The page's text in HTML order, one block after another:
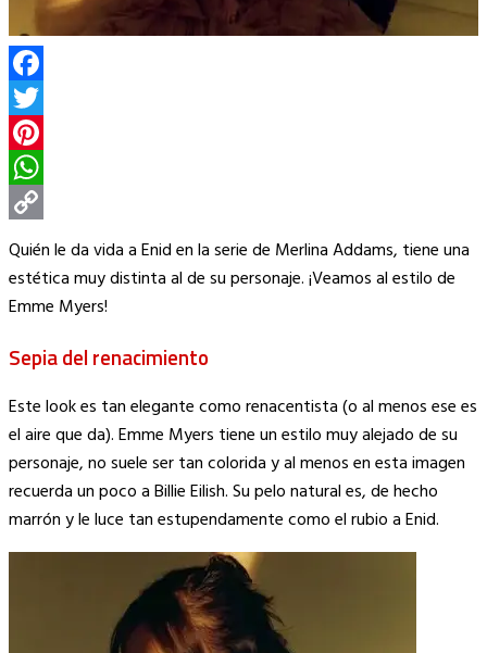
Facebook
Twitter
Pinterest
WhatsApp
Copy
Link
Quién le da vida a Enid en la serie de Merlina Addams, tiene una
estética muy distinta al de su personaje. ¡Veamos al estilo de
Emme Myers!
Sepia del renacimiento
Este look es tan elegante como renacentista (o al menos ese es
el aire que da). Emme Myers tiene un estilo muy alejado de su
personaje, no suele ser tan colorida y al menos en esta imagen
recuerda un poco a Billie Eilish. Su pelo natural es, de hecho
marrón y le luce tan estupendamente como el rubio a Enid.